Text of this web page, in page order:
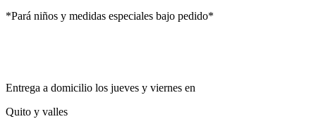
*Pará niños y medidas especiales bajo pedido*
Entrega a domicilio los jueves y viernes en
Quito y valles